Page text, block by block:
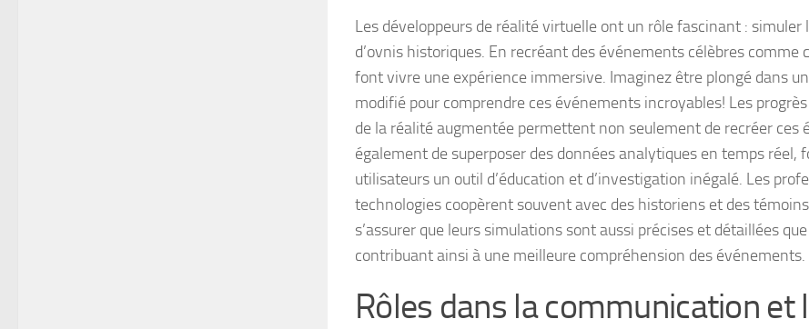
Les développeurs de réalité virtuelle ont un rôle fascinant : simuler
d’ovnis historiques. En recréant des événements célèbres comme
font vivre une expérience immersive. Imaginez être plongé dans
modifié pour comprendre ces événements incroyables! Les
de la réalité augmentée permettent non seulement de recréer ces
également de superposer des données analytiques en temps réel,
utilisateurs un outil d’éducation et d’investigation inégalé. Les
technologies coopèrent souvent avec des historiens et des
s’assurer que leurs simulations sont aussi précises et détaillées
contribuant ainsi à une meilleure compréhension des événements.
Rôles dans la communication et